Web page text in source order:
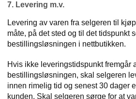
7. Levering m.v.
Levering av varen fra selgeren til
måte, på det sted og til det tidspunkt
bestillingsløsningen i nettbutikken.
Hvis ikke leveringstidspunkt fremgår
bestillingsløsningen, skal selgeren
innen rimelig tid og senest 30 dager
kunden. Skal selgeren sørge for at